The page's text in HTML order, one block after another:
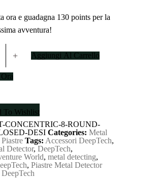
ora e guadagna 130 points per la
avventura!
Aggiungi Al Carrello
To Wishlist
CONCENTRIC-8-ROUND-
DESI Categories: Metal
Piastre Tags: Accessori DeepTech,
Detector, DeepTech,
World, metal detecting,
, Piastre Metal Detector
DeepTech